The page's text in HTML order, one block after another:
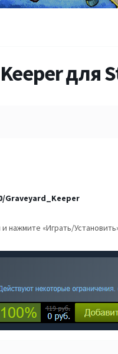
для
Graveyard_Keeper
нажмите «Играть/